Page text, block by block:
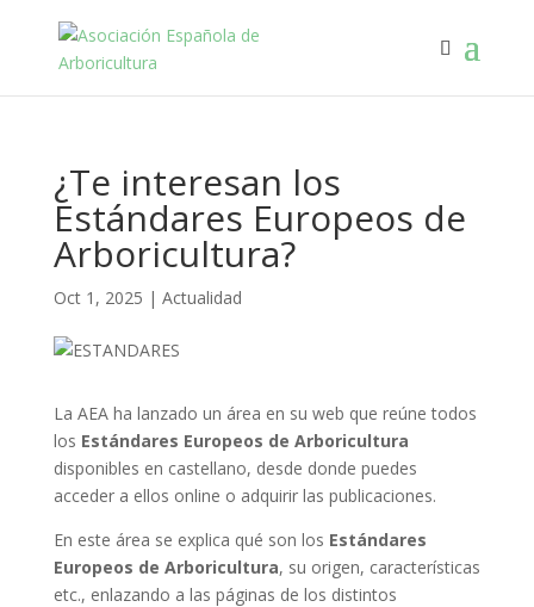
¿Te interesan los
Estándares Europeos de
Arboricultura?
Oct 1, 2025 | Actualidad
La AEA ha lanzado un área en su web que reúne todos
los Estándares Europeos de Arboricultura
disponibles en castellano, desde donde puedes
acceder a ellos online o adquirir las publicaciones.
En este área se explica qué son los Estándares
Europeos de Arboricultura, su origen, características
etc., enlazando a las páginas de los distintos